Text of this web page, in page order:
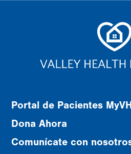
Portal de Pacientes
Dona Ahora
Comunícate con